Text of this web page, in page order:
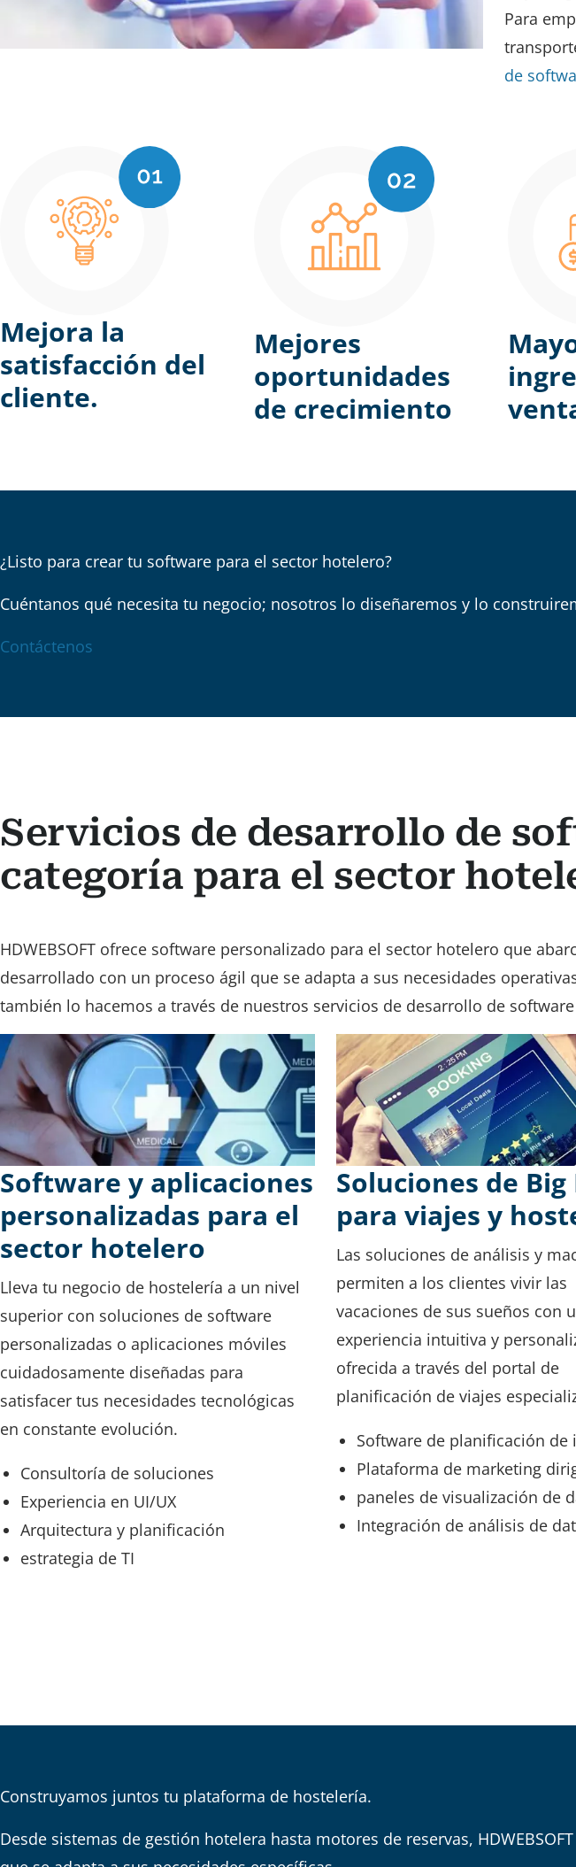
Para
de
Mejora la
satisfacción del
cliente.
Mejores
oportunidades
de crecimiento
¿Listo para crear tu software para el sector hotelero?
Cuéntanos qué necesita tu negocio; nosotros lo diseñaremos y lo
Contáctenos
Servicios de desarrollo de
categoría para el sector
HDWEBSOFT ofrece software personalizado para el sector hotelero que
desarrollado con un proceso ágil que se adapta a sus necesidades
también lo hacemos a través de nuestros servicios de desarrollo de software
Software y aplicaciones
personalizadas para el
sector hotelero
Lleva tu negocio de hostelería a un nivel
superior con soluciones de software
personalizadas o aplicaciones móviles
cuidadosamente diseñadas para
satisfacer tus necesidades tecnológicas
en constante evolución.
Consultoría de soluciones
Experiencia en UI/UX
Arquitectura y planificación
estrategia de TI
Soluciones de Big
para viajes y
Las soluciones de análisis y
permiten a los clientes vivir las
vacaciones de sus sueños con
experiencia intuitiva y
ofrecida a través del portal de
planificación de viajes
Software de planificación de
Plataforma de marketing
paneles de visualización de
Integración de análisis de
Construyamos juntos tu plataforma de hostelería.
Desde sistemas de gestión hotelera hasta motores de reservas,